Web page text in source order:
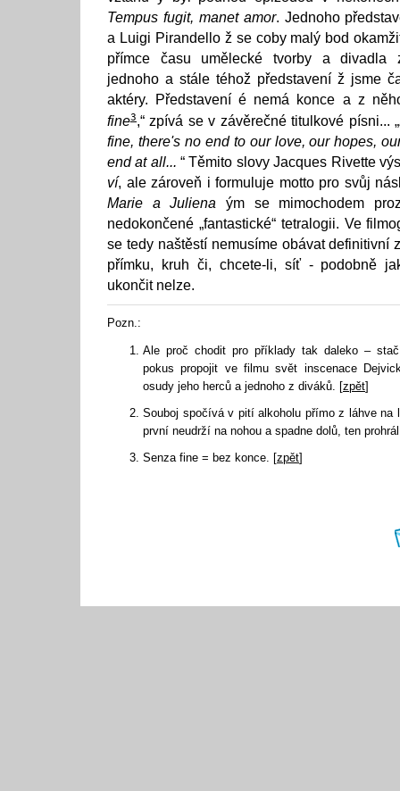
Tempus fugit, manet amor. Jednoho
a Luigi Pirandello ž se coby malý bod
přímce času umělecké tvorby a divadla
jednoho a stále téhož představení ž jsme
aktéry. Představení é nemá konce a z
fine3,“ zpívá se v závěrečné titulkové písni... „
fine, there's no end to our love, our hopes,
end at all...“ Těmito slovy Jacques Rivette
ví, ale zároveň i formuluje motto pro svůj
Marie a Juliena ým se mimochodem
nedokončené „fantastické“ tetralogii. Ve
se tedy naštěstí nemusíme obávat definitivní
přímku, kruh či, chcete-li, síť - podobně
ukončit nelze.
Pozn.:
Ale proč chodit pro příklady tak daleko –
pokus propojit ve filmu svět inscenace
osudy jeho herců a jednoho z diváků. [zpět]
Souboj spočívá v pití alkoholu přímo z láhve na
první neudrží na nohou a spadne dolů, ten
Senza fine = bez konce. [zpět]